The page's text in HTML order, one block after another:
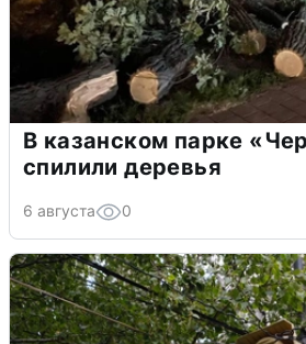
В казанском парке
спилили деревья
6 августа 0